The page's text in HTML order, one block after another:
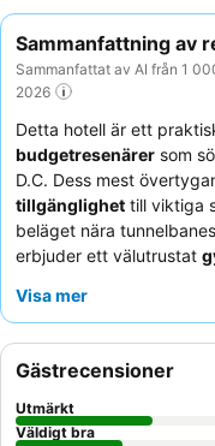
Sammanfattning av
Sammanfattat av AI från 1
2026
Detta hotell är ett
budgetresenärer som
D.C. Dess mest
tillgänglighet till viktiga
beläget nära
erbjuder ett välutrustat
välkomnande och
och kvalitet. För dem
begära etthögre
Visa mer
Gästrecensioner
Utmärkt
Väldigt bra